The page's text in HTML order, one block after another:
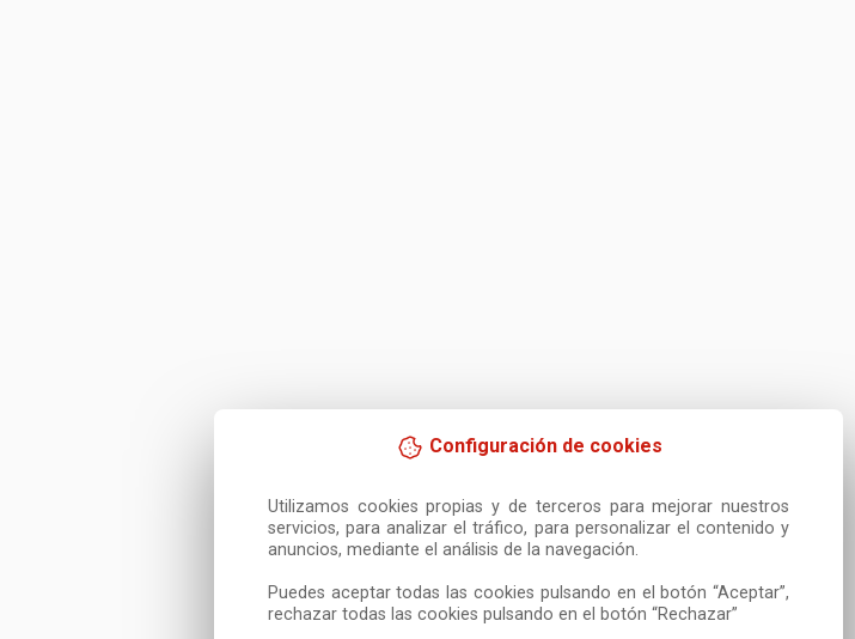
Configuración de cookies
Utilizamos cookies propias y de terceros para mejorar nuestros
servicios, para analizar el tráfico, para personalizar el contenido y
anuncios, mediante el análisis de la navegación.
Puedes aceptar todas las cookies pulsando en el botón “Aceptar”,
rechazar todas las cookies pulsando en el botón “Rechazar”